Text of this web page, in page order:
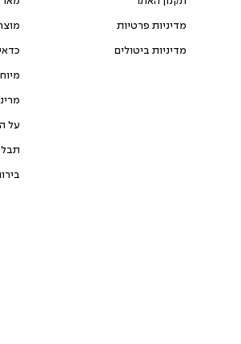
מדיניות פרטיות
מדיניות ביטולים
על